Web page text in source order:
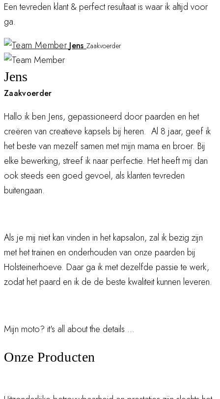
Een tevreden klant & perfect resultaat is waar ik altijd voor
ga.
Jens Zaakvoerder
Jens
Zaakvoerder
Hallo ik ben Jens, gepassioneerd door paarden en het
creëren van creatieve kapsels bij heren. Al 8 jaar, geef ik
het beste van mezelf samen met mijn mama en broer. Bij
elke bewerking, streef ik naar perfectie. Het heeft mij dan
ook steeds een goed gevoel, als klanten tevreden
buitengaan.
Als je mij niet kan vinden in het kapsalon, zal ik bezig zijn
met het trainen en onderhouden van onze paarden bij
Holsteinerhoeve. Daar ga ik met dezelfde passie te werk,
zodat het paard en ik de de beste kwaliteit kunnen leveren.
Mijn moto? it's all about the details ...
Onze Producten